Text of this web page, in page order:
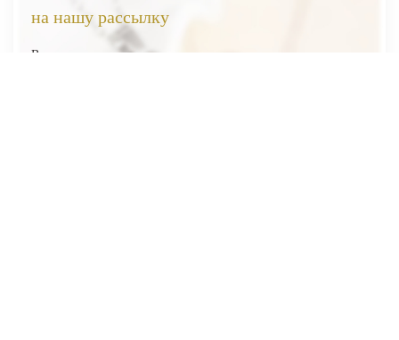
на нашу рассылку
Вы первыми узнаете о наших новинках, скидках и акциях